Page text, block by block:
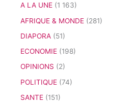
A LA UNE (1 163)
AFRIQUE & MONDE (281)
DIAPORA (51)
ECONOMIE (198)
OPINIONS (2)
POLITIQUE (74)
SANTE (151)